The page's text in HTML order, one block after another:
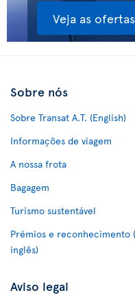
Veja as
Sobre nós
Sobre Transat A.T. (English)
Informações de viagem
A nossa frota
Bagagem
Turismo sustentável
Prémios e reconhecimento
inglês)
Aviso legal